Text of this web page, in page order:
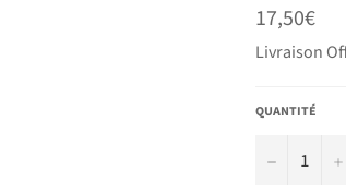
Prix
régulier
17,50€
Livraison
QUANTITÉ
− +